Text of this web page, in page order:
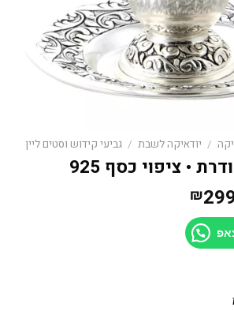
/ יודאיקה לשבת / גביעי קידוש וסטים ליין
• ציפוי כסף 925
₪
הנוכחי
הוא:
₪299.00.